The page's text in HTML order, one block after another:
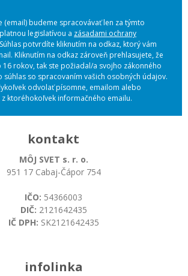
(email) budeme spracovávať len za týmto
legislatívou a zásadami ochrany
potvrdíte kliknutím na odkaz, ktorý vám
Kliknutím na odkaz zároveň prehlasujete, že
16 rokov, tak ste požiadal/a svojho zákonného
súhlas so spracovaním vašich osobných údajov.
odvolať písomne, emailom alebo
ktoréhokoľvek informačného emailu.
kontakt
MÔJ SVET s. r. o.
951 17 Cabaj-Čápor 754
IČO: 54366003
DIČ: 2121642435
IČ DPH: SK2121642435
infolinka